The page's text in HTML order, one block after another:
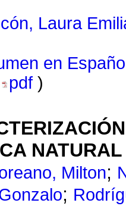
Laura
en
pdf )
Milton;
;